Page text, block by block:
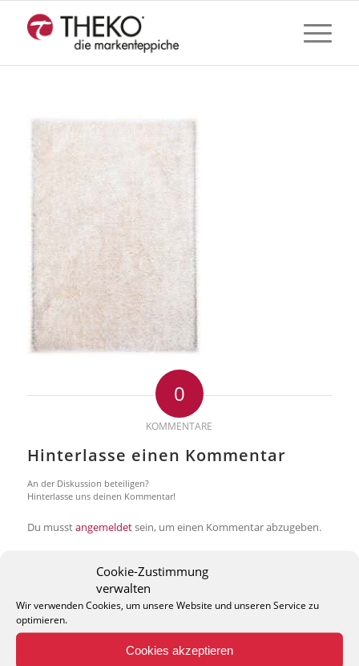
Cookie-Zustimmung
verwalten
Wir verwenden Cookies, um unsere Website und unseren Service zu
optimieren.
Cookies akzeptieren
0
KOMMENTARE
Hinterlasse einen Kommentar
An der Diskussion beteiligen?
Hinterlasse uns deinen Kommentar!
Du musstangemeldetsein, um einen Kommentar abzugeben.
THEO KELLER GMBH